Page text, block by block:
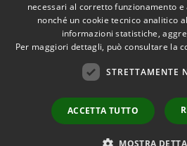
Mappa del sito
necessari al corretto funzionamento
nonché un cookie tecnico analitico
informazioni statistiche,
Per maggiori dettagli, può consultare la
STRETTAMENTE
ACCETTA TUTTO
MOSTRA